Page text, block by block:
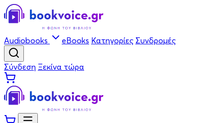
Audiobooks eBooks Κατηγορίες Συνδρομές
Σύνδεση Ξεκίνα τώρα